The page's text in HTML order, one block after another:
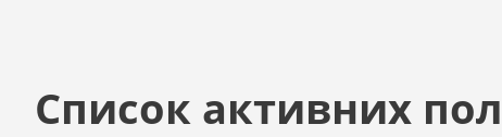
Список активних